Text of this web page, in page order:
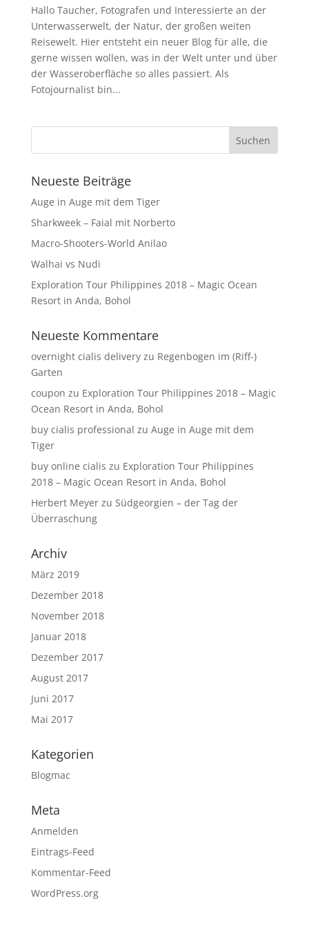
Hallo Taucher, Fotografen und Interessierte an der
Unterwasserwelt, der Natur, der großen weiten
Reisewelt. Hier entsteht ein neuer Blog für alle, die
gerne wissen wollen, was in der Welt unter und über
der Wasseroberfläche so alles passiert. Als
Fotojournalist bin...
Neueste Beiträge
Auge in Auge mit dem Tiger
Sharkweek – Faial mit Norberto
Macro-Shooters-World Anilao
Walhai vs Nudi
Exploration Tour Philippines 2018 – Magic Ocean
Resort in Anda, Bohol
Neueste Kommentare
overnight cialis deliveryzu Regenbogen im (Riff-)
Garten
coupon zu Exploration Tour Philippines 2018 – Magic
Ocean Resort in Anda, Bohol
buy cialis professional zu Auge in Auge mit dem
Tiger
buy online cialis zu Exploration Tour Philippines
2018 – Magic Ocean Resort in Anda, Bohol
Herbert Meyerzu Südgeorgien – der Tag der
Überraschung
Archiv
März 2019
Dezember 2018
November 2018
Januar 2018
Dezember 2017
August 2017
Juni 2017
Mai 2017
Kategorien
Blogmac
Meta
Anmelden
Eintrags-Feed
Kommentar-Feed
WordPress.org